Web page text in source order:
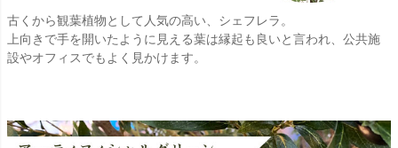
古くから観葉植物として人気の高い、シェフレラ。
上向きで手を開いたように見える葉は縁起も良いと言われ、公共施
設やオフィスでもよく見かけます。